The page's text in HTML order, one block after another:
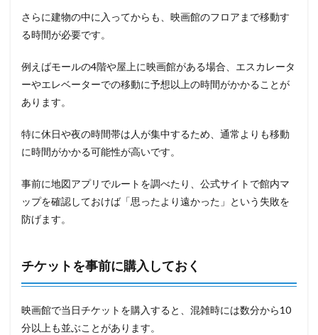
さらに建物の中に入ってからも、映画館のフロアまで移動す
る時間が必要です。
例えばモールの4階や屋上に映画館がある場合、エスカレータ
ーやエレベーターでの移動に予想以上の時間がかかることが
あります。
特に休日や夜の時間帯は人が集中するため、通常よりも移動
に時間がかかる可能性が高いです。
事前に地図アプリでルートを調べたり、公式サイトで館内マ
ップを確認しておけば「思ったより遠かった」という失敗を
防げます。
チケットを事前に購入しておく
映画館で当日チケットを購入すると、混雑時には数分から10
分以上も並ぶことがあります。